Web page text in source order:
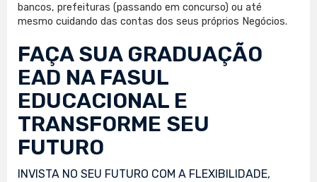
bancos, prefeituras (passando em concurso) ou até
mesmo cuidando das contas dos seus próprios Negócios.
FAÇA SUA GRADUAÇÃO
EAD NA FASUL
EDUCACIONAL E
TRANSFORME SEU
FUTURO
INVISTA NO SEU FUTURO COM A FLEXIBILIDADE,